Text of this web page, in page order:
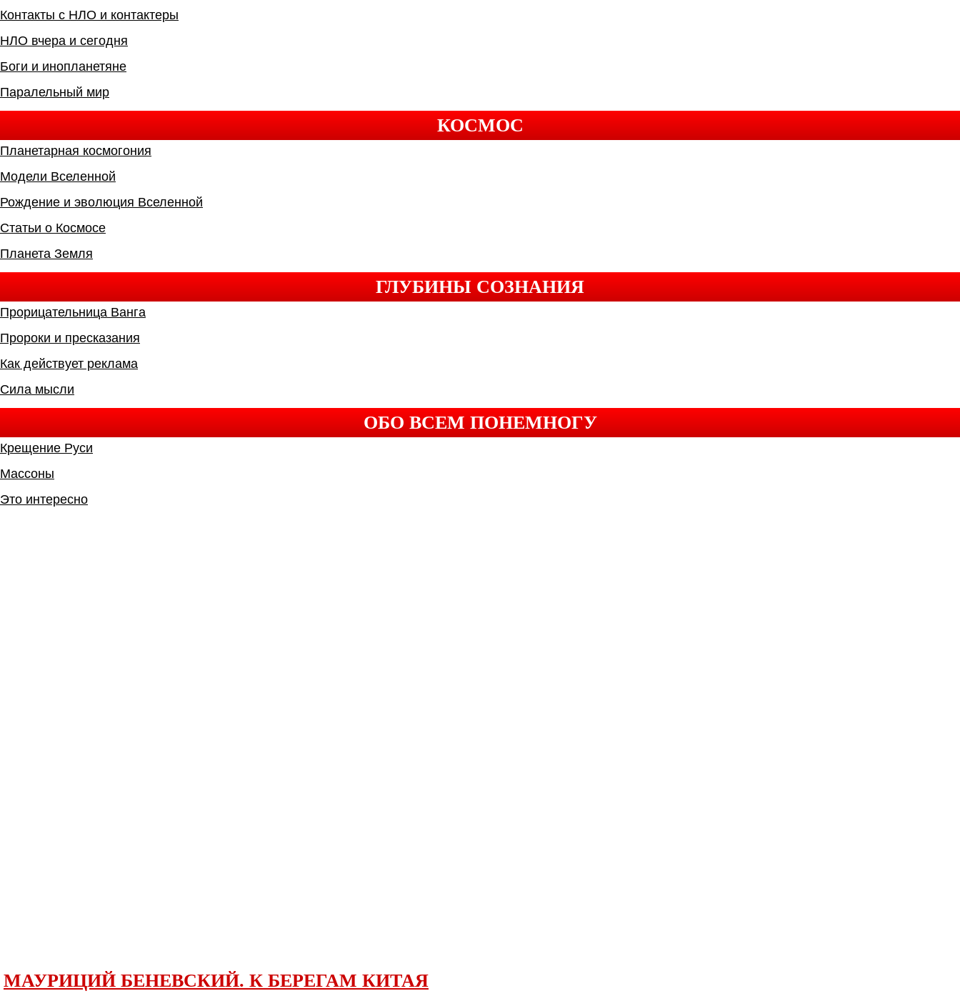
Контакты с НЛО и контактеры
НЛО вчера и сегодня
Боги и инопланетяне
Паралельный мир
КОСМОС
Планетарная космогония
Модели Вселенной
Рождение и эволюция Вселенной
Cтатьи о Космосе
Планета Земля
ГЛУБИНЫ СОЗНАНИЯ
Прорицательница Ванга
Пророки и пресказания
Как действует реклама
Сила мысли
ОБО ВСЕМ ПОНЕМНОГУ
Крещение Руси
Массоны
Это интересно
МАУРИЦИЙ БЕНЕВСКИЙ. К БЕРЕГАМ КИТАЯ